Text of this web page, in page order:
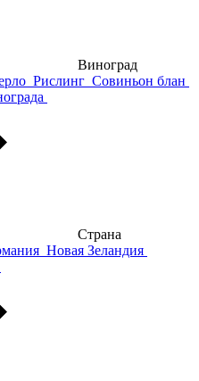
Виноград
Рислинг Совиньон блан
Страна
Новая Зеландия